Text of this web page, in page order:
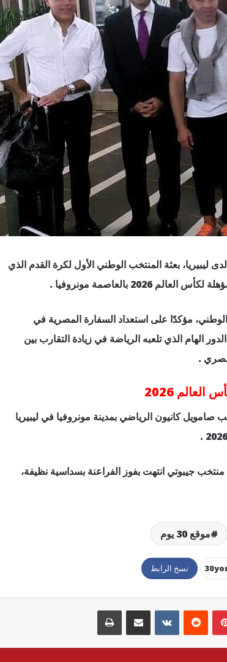
بعثة المنتخب الوطني الأول لكرة القدم الذي
بالعاصمة مونروفيا .
مؤكدًا على استعداد السفارة المصرية في
الهام الذي تلعبه الرياضة في زيادة التقارب بين
.
2026
كانيون الرياضي بمدينة مونروفيا في ليبيريا
جيبوتي انتهت بفوز الفراعنة بسداسية نظيفة،
موقع 30 يوم
نسخ الرابط
بينتيريست مشاركة عبر البريد طباعة